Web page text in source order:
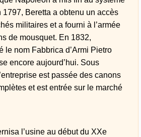
Beretta a obtenu un accès
militaires et a fourni à l’armée
de mousquet. En 1832,
le nom Fabbrica d’Armi Pietro
encore aujourd’hui. Sous
est passée des canons
et est entrée sur le marché
l’usine au début du XXe